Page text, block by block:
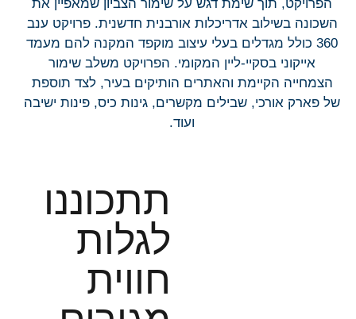
הפרויקט, תוך שימת דגש על שימור הצביון שמאפיין את
השכונה בשילוב אדריכלות אורבנית חדשנית. פרויקט ענב
360 כולל מגדלים בעלי עיצוב מוקפד המקנה להם מעמד
אייקוני בסקיי-ליין המקומי. הפרויקט משלב שימור
הצמחייה הקיימת והאתרים הותיקים בעיר, לצד תוספת
של פארק אורכי, שבילים מקשרים, גינות כיס, פינות ישיבה
ועוד.
תתכוננו
לגלות
חווית